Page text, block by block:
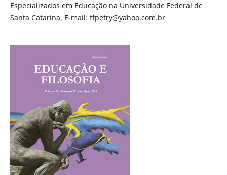
Especializados em Educação na Universidade Federal de
Santa Catarina. E-mail: ffpetry@yahoo.com.br